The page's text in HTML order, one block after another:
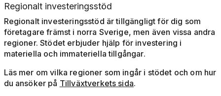
Regionalt investeringsstöd
Regionalt investeringsstöd är tillgängligt för dig som
företagare främst i norra Sverige, men även vissa andra
regioner. Stödet erbjuder hjälp för investering i
materiella och immateriella tillgångar.
Läs mer om vilka regioner som ingår i stödet och om hur
du ansöker på Tillväxtverkets sida.